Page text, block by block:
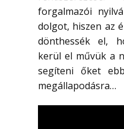
forgalmazói
dolgot, hiszen az
dönthessék el,
kerül el művük a
segíteni őket
megállapodásra…